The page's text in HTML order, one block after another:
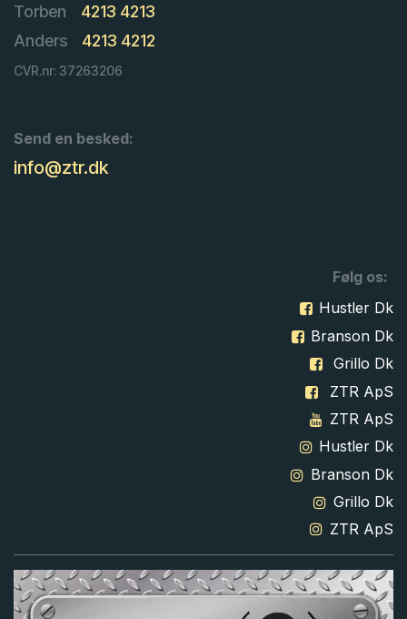
Torben
4213 4213
Anders
4213 4212
CVR.nr: 37263206
Send en besked:
info@ztr.dk
Følg os:
Hustler Dk
Branson Dk
Grillo Dk
ZTR ApS
ZTR ApS
Hustler Dk
Branson Dk
Grillo Dk
ZTR ApS